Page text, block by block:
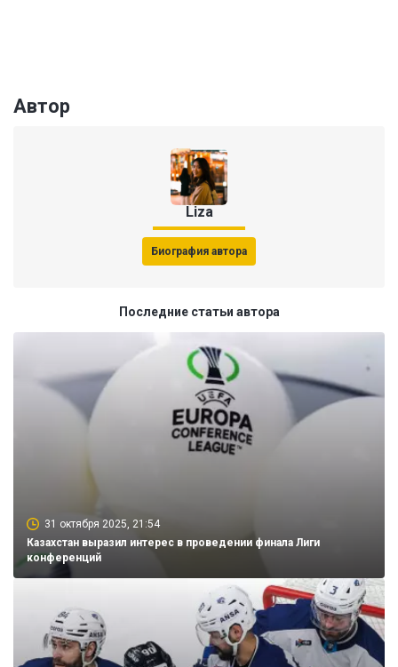
Автор
Liza
Биография автора
Последние статьи автора
31 октября 2025, 21:54
Казахстан выразил интерес в проведении финала Лиги
конференций